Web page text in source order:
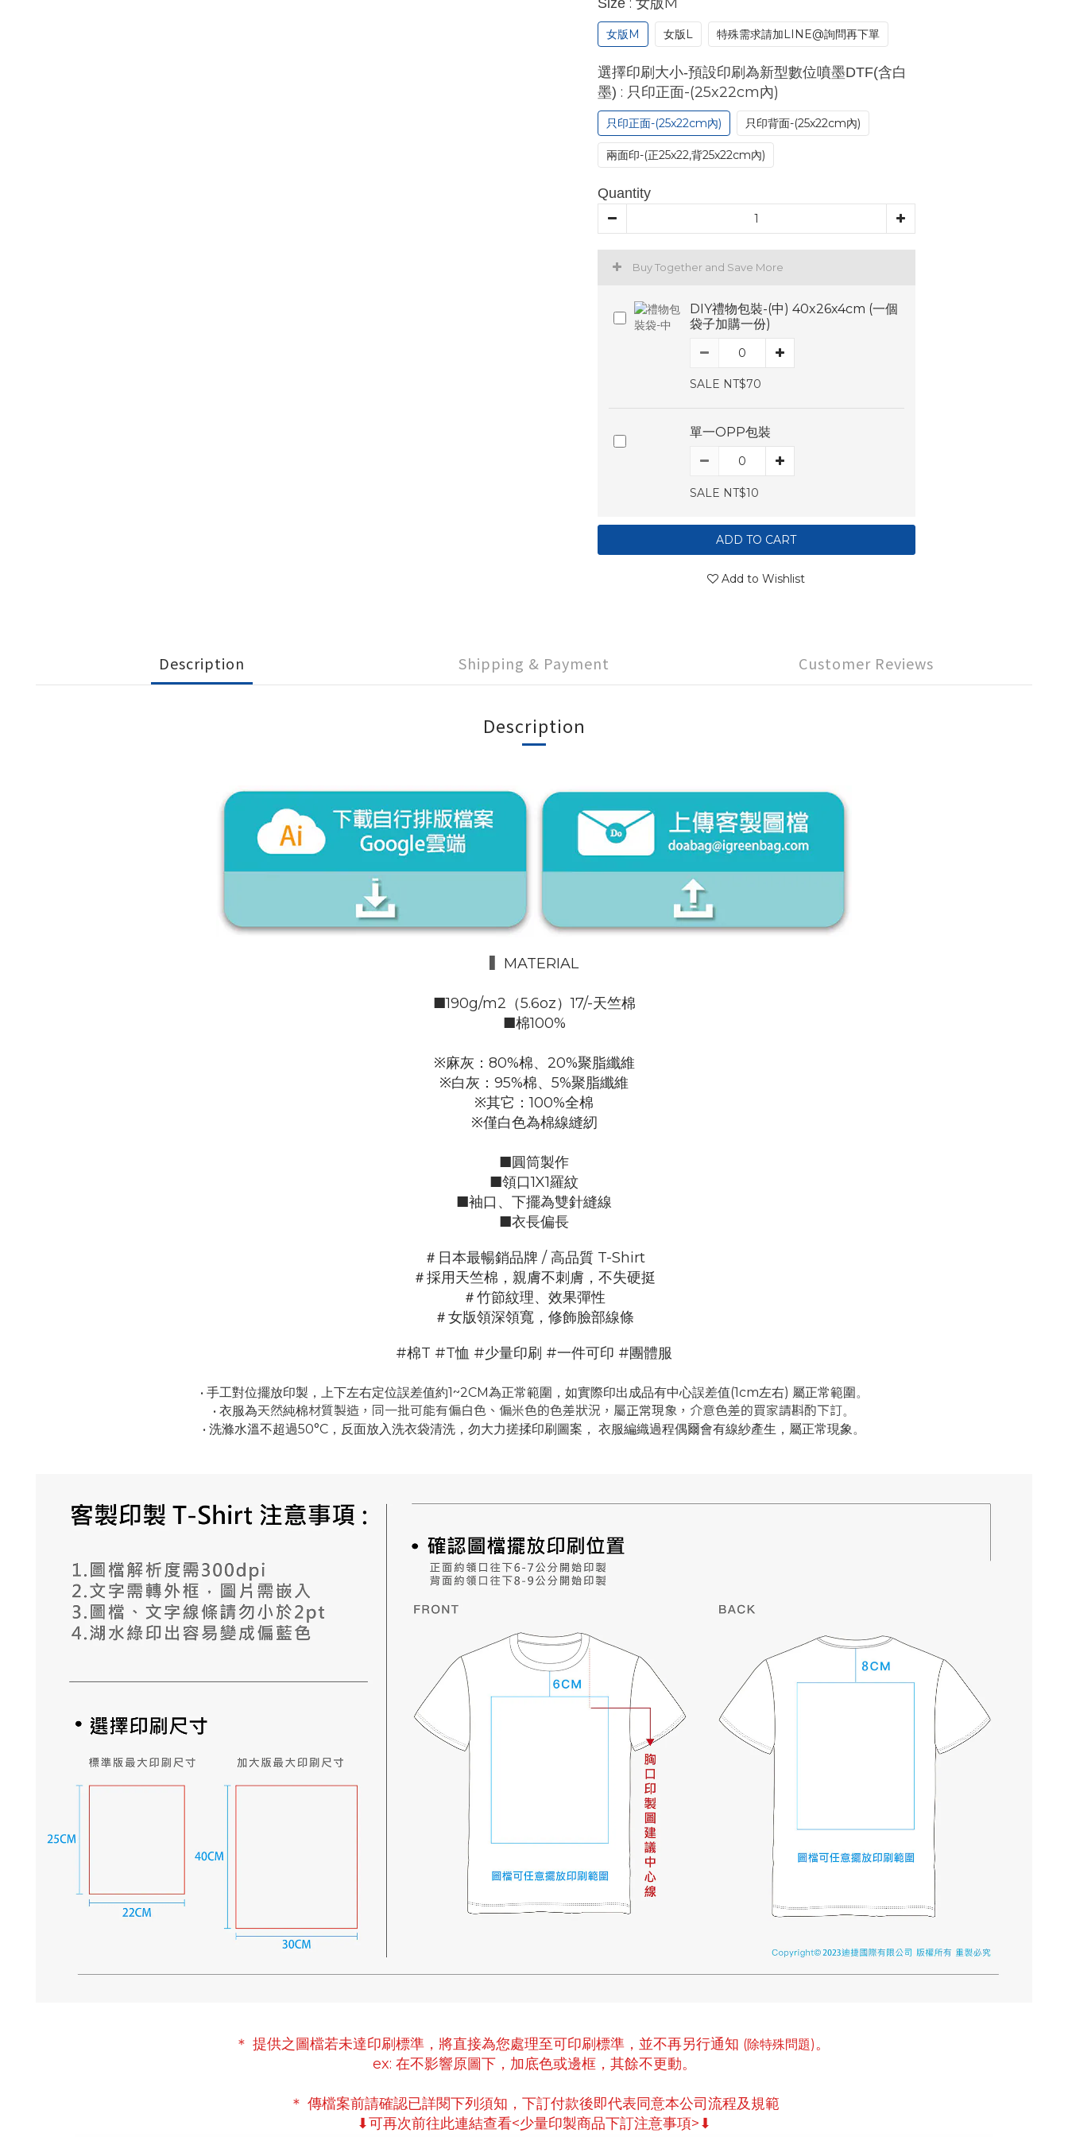
Size
女版M 女版L 特殊需求請加LINE@詢問再下單
選擇印刷大小-預設印刷為新型數位噴墨DTF(含白
墨) : 只印正面-(25x22cm內)
只印正面-(25x22cm內) 只印背面-(25x22cm內)
兩面印-(正25x22,背25x22cm內)
Quantity
Buy Together and Save More
DIY禮物包裝-(中) 40x26x4cm (一個
袋子加購一份)
SALE NT$70
單一OPP包裝
SALE NT$10
ADD TO CART
Add to Wishlist
Description Shipping & Payment Customer Reviews
Description
MATERIAL
■190g/m2（5.6oz）17/-天竺棉
■棉100%
※麻灰：80%棉、20%聚脂纖維
※白灰：95%棉、5%聚脂纖維
※其它：100%全棉
※僅白色為棉線縫紉
■圓筒製作
■領口1X1羅紋
■袖口、下擺為雙針縫線
■衣長偏長
＃日本最暢銷品牌 / 高品質 T-Shirt
＃採用天竺棉，親膚不刺膚，不失硬挺
＃竹節紋理、效果彈性
＃女版領深領寬，修飾臉部線條
#棉T #T恤 #少量印刷 #一件可印 #團體服
• 手工對位擺放印製，上下左右定位誤差值約1~2CM為正常範圍， 如實際印出成品有中心誤差值(1cm左右) 屬正常範圍。
• 衣服為天然純棉材質製造，同一批可能有偏白色、偏米色的色差狀況，屬正常現象，介意色差的買家請斟酌下訂。
• 洗滌水溫不超過50°C，反面放入洗衣袋清洗，勿大力搓揉印刷圖案， 衣服編織過程偶爾會有線紗產生，屬正常現象。
＊ 提供之圖檔若未達印刷標準，將直接為您處理至可印刷標準 ，並不再另行通知 (除特殊問題)。
ex: 在不影響原圖下， 加底色或邊框， 其餘不更動。
＊ 傳檔案前請確認已詳閱下列須知，下訂付款後即代表同意本公司流程及規範
⬇可再次前往此連結查看<少量印製商品下訂注意事項>⬇